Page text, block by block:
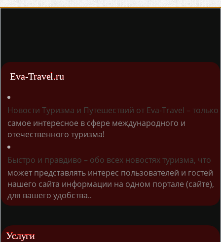
Eva-Travel.ru
Новости Туризма и Путешествий от Eva-Travel – только
самое интересное в сфере международного и
отечественного туризма!
Быстро и правдиво – обо всех новостях туризма, что
может представлять интерес пользователей и гостей
нашего сайта информации на одном портале (сайте),
для вашего удобства..
Услуги